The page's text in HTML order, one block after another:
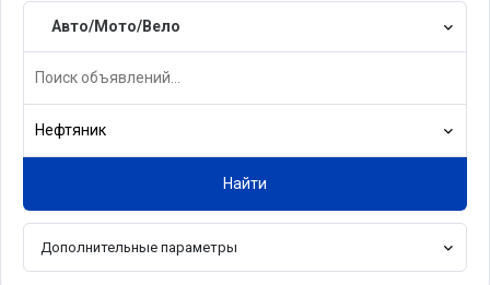
Авто/Мото/Вело
Нефтяник
Найти
Дополнительные параметры